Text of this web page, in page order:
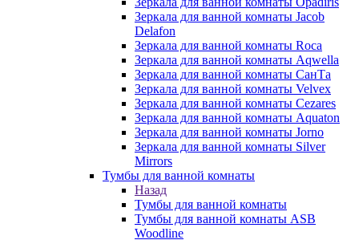
Зеркала для ванной комнаты Jacob
Delafon
Зеркала для ванной комнаты Roca
Зеркала для ванной комнаты Aqwella
Зеркала для ванной комнаты СанТа
Зеркала для ванной комнаты Velvex
Зеркала для ванной комнаты Cezares
Зеркала для ванной комнаты Aquaton
Зеркала для ванной комнаты Jorno
Зеркала для ванной комнаты Silver
Mirrors
Тумбы для ванной комнаты
Назад
Тумбы для ванной комнаты
Тумбы для ванной комнаты ASB
Woodline